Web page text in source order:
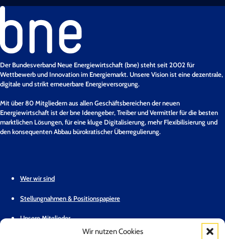
Wir nutzen Cookies
Der Bundesverband Neue Energiewirtschaft (bne) steht seit 2002 für
Wettbewerb und Innovation im Energiemarkt. Unsere Vision ist eine dezentrale,
digitale und strikt erneuerbare Energieversorgung.
Mit über 80 Mitgliedern aus allen Geschäftsbereichen der neuen
Energiewirtschaft ist der bne Ideengeber, Treiber und Vermittler für die besten
marktlichen Lösungen, für eine kluge Digitalisierung, mehr Flexibilisierung und
den konsequenten Abbau bürokratischer Überregulierung.
Wer wir sind
Stellungnahmen & Positionspapiere
Unsere Mitglieder